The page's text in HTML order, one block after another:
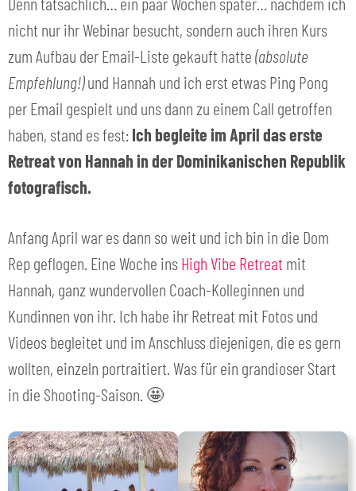
nicht nur ihr Webinar besucht, sondern auch ihren Kurs
zum Aufbau der Email-Liste gekauft hatte(absolute
Empfehlung!)und Hannah und ich erst etwas Ping Pong
per Email gespielt und uns dann zu einem Call getroffen
haben, stand es fest: Ich begleite im April das erste
Retreat von Hannah in der Dominikanischen Republik
fotografisch.
Anfang April war es dann so weit und ich bin in die Dom
Rep geflogen. Eine Woche insHigh Vibe Retreat mit
Hannah, ganz wundervollen Coach-Kolleginnen und
Kundinnen von ihr. Ich habe ihr Retreat mit Fotos und
Videos begleitet und im Anschluss diejenigen, die es gern
wollten, einzeln portraitiert. Was für ein grandioser Start
in die Shooting-Saison. 🤩